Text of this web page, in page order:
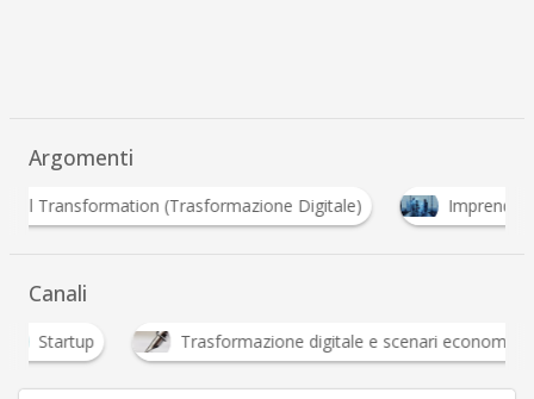
Argomenti
(Trasformazione Digitale) Imprenditorialità
Canali
Startup Trasformazione digitale e scenari economici